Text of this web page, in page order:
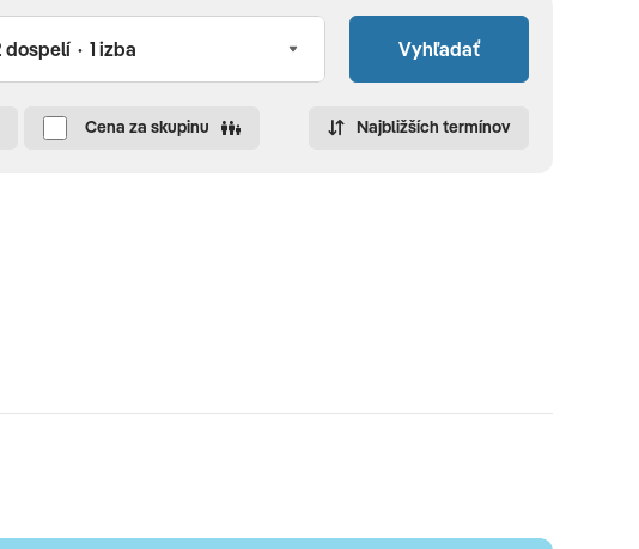
Vyhľadať
Cena za skupinu Najbližších termínov